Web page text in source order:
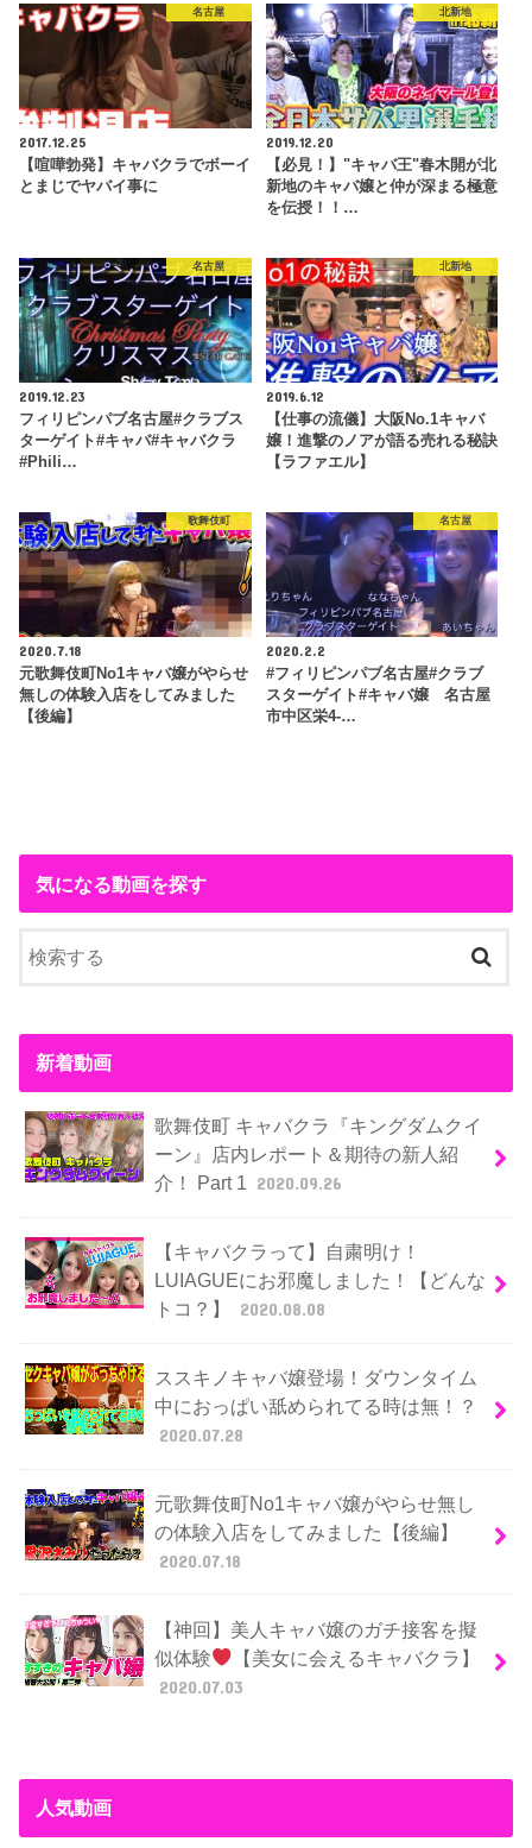
名古屋
2017.12.25
【喧嘩勃発】キャバクラでボーイ
とまじでヤバイ事に
北新地
2019.12.20
【必見！】"キャバ王"春木開が北
新地のキャバ嬢と仲が深まる極意
を伝授！！…
名古屋
2019.12.23
フィリピンパブ名古屋#クラブス
ターゲイト#キャバ#キャバクラ
#Phili…
北新地
2019.6.12
【仕事の流儀】大阪No.1キャバ
嬢！進撃のノアが語る売れる秘訣
【ラファエル】
歌舞伎町
2020.7.18
元歌舞伎町No1キャバ嬢がやらせ
無しの体験入店をしてみました
【後編】
名古屋
2020.2.2
#フィリピンパブ名古屋#クラブ
スターゲイト#キャバ嬢 名古屋
市中区栄4-…
気になる動画を探す
新着動画
歌舞伎町 キャバクラ『キングダムクイ
ーン』店内レポート＆期待の新人紹
介！ Part 1 2020.09.26
【キャバクラって】自粛明け！
LUIAGUEにお邪魔しました！【どんな
トコ？】
2020.08.08
ススキノキャバ嬢登場！ダウンタイム
中におっぱい舐められてる時は無！？
2020.07.28
元歌舞伎町No1キャバ嬢がやらせ無し
の体験入店をしてみました【後編】
2020.07.18
【神回】美人キャバ嬢のガチ接客を擬
似体験
【美女に会えるキャバクラ】
2020.07.03
人気動画